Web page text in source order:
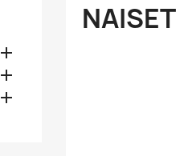



NAISET